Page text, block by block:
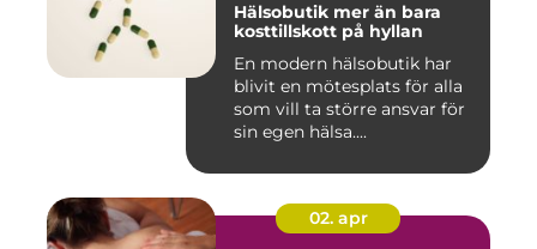
Hälsobutik mer än bara
kosttillskott på hyllan
En modern hälsobutik har
blivit en mötesplats för alla
som vill ta större ansvar för
sin egen hälsa....
02. apr